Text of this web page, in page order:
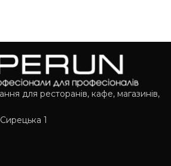
для ресторанів, кафе, магазинів,
1